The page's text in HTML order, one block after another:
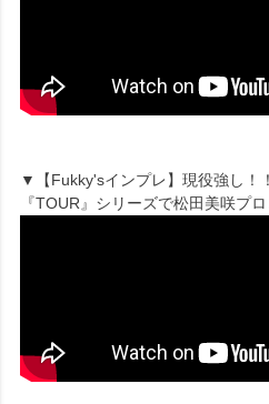
▼【Fukky'sインプレ】現役強し！
『TOUR』シリーズで松田美咲プ